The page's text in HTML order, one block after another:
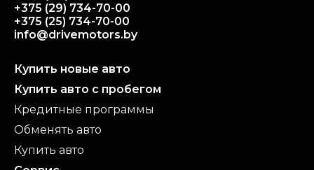
+375 (29) 734-70-00
+375 (25) 734-70-00
info@drivemotors.by
Купить новые авто
Купить авто с пробегом
Кредитные программы
Обменять авто
Купить авто